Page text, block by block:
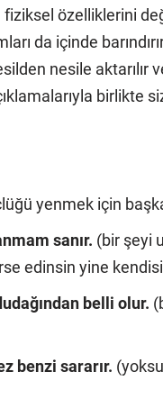
özelliklerini
da içinde
nesile aktarılır
birlikte
yenmek için
sanır. (bir şeyi
edinsin yine
belli olur.
benzi sararır.